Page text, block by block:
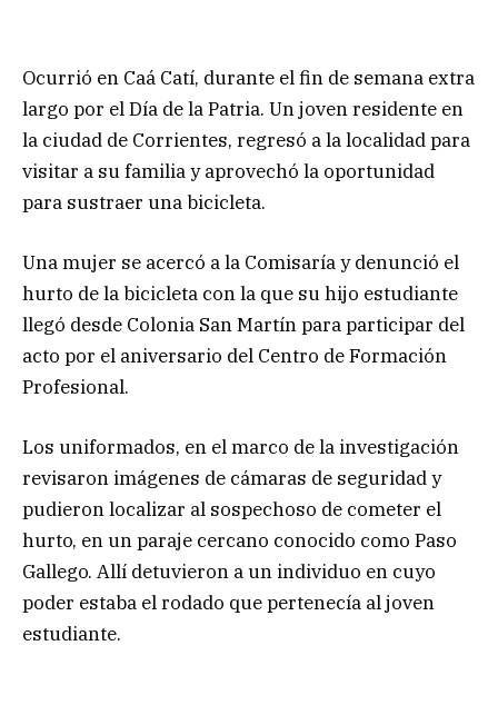
Ocurrió en Caá Catí, durante el fin de semana extra
largo por el Día de la Patria. Un joven residente en
la ciudad de Corrientes, regresó a la localidad para
visitar a su familia y aprovechó la oportunidad
para sustraer una bicicleta.
Una mujer se acercó a la Comisaría y denunció el
hurto de la bicicleta con la que su hijo estudiante
llegó desde Colonia San Martín para participar del
acto por el aniversario del Centro de Formación
Profesional.
Los uniformados, en el marco de la investigación
revisaron imágenes de cámaras de seguridad y
pudieron localizar al sospechoso de cometer el
hurto, en un paraje cercano conocido como Paso
Gallego. Allí detuvieron a un individuo en cuyo
poder estaba el rodado que pertenecía al joven
estudiante.